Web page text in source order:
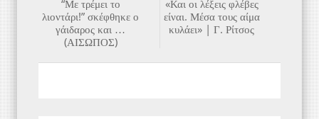
«Και οι λέξεις φλέβες
είναι. Μέσα τους αίμα
κυλάει» | Γ. Ρίτσος
“Με τρέμει το
λιοντάρι!” σκέφθηκε ο
γάιδαρος και …
(ΑΙΣΩΠΟΣ)